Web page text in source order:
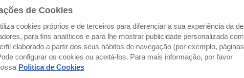
de Cookies
cookies próprios e de terceiros para diferenciar a sua experiência da de
para fins analíticos e para lhe mostrar publicidade personalizada com
elaborado a partir dos seus hábitos de navegação (por exemplo, páginas
configurar os cookies ou aceitá-los. Para mais informação, por favor
Politica de Cookies